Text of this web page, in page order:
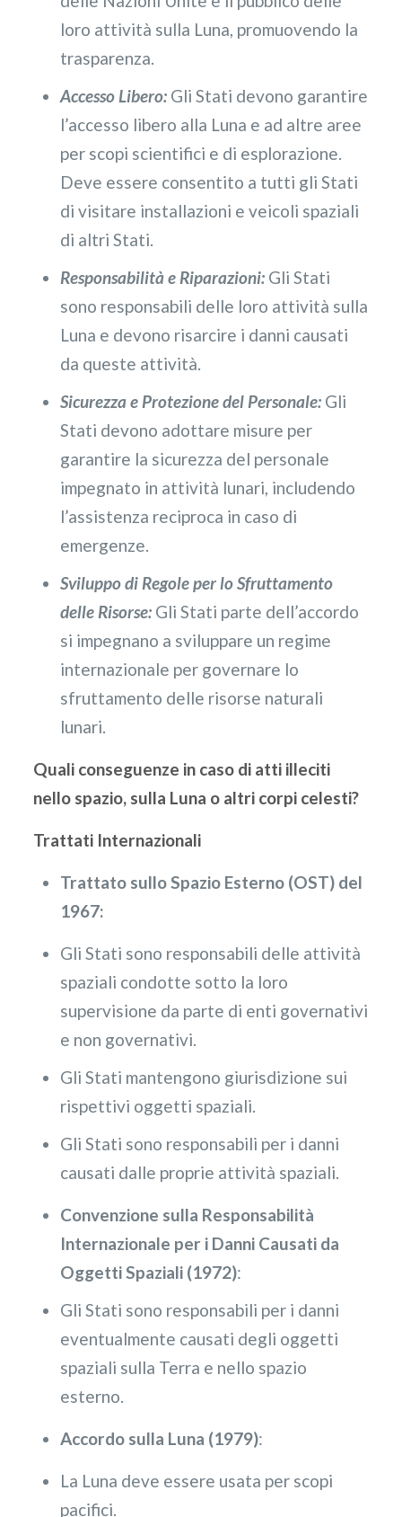
loro attività sulla Luna, promuovendo la
trasparenza.
Accesso Libero:Gli Stati devono garantire
l’accesso libero alla Luna e ad altre aree
per scopi scientifici e di esplorazione.
Deve essere consentito a tutti gli Stati
di visitare installazioni e veicoli spaziali
di altri Stati.
Responsabilità e Riparazioni:Gli Stati
sono responsabili delle loro attività sulla
Luna e devono risarcire i danni causati
da queste attività.
Sicurezza e Protezione del Personale:Gli
Stati devono adottare misure per
garantire la sicurezza del personale
impegnato in attività lunari, includendo
l’assistenza reciproca in caso di
emergenze.
Sviluppo di Regole per lo Sfruttamento
delle Risorse:Gli Stati parte dell’accordo
si impegnano a sviluppare un regime
internazionale per governare lo
sfruttamento delle risorse naturali
lunari.
Quali conseguenze in caso di atti illeciti
nello spazio, sulla Luna o altri corpi celesti?
Trattati Internazionali
Trattato sullo Spazio Esterno (OST) del
1967:
Gli Stati sono responsabili delle attività
spaziali condotte sotto la loro
supervisione da parte di enti governativi
e non governativi.
Gli Stati mantengono giurisdizione sui
rispettivi oggetti spaziali.
Gli Stati sono responsabili per i danni
causati dalle proprie attività spaziali.
Convenzione sulla Responsabilità
Internazionale per i Danni Causati da
Oggetti Spaziali (1972):
Gli Stati sono responsabili per i danni
eventualmente causati degli oggetti
spaziali sulla Terra e nello spazio
esterno.
Accordo sulla Luna (1979):
La Luna deve essere usata per scopi
pacifici.